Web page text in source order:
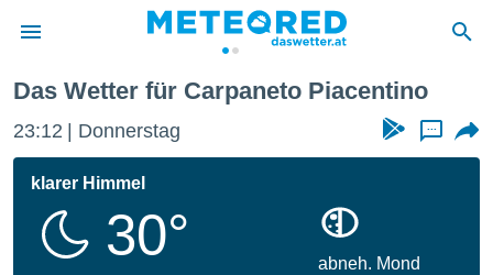
wurde
dass
Das Wetter für Carpaneto Piacentino
23:12 Donnerstag ...
klarer Himmel
30°
abneh. Mond